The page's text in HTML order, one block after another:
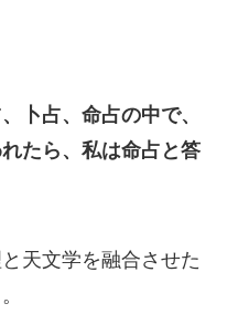
卜占、命占の中で、
たら、私は命占と答
天文学を融合させた